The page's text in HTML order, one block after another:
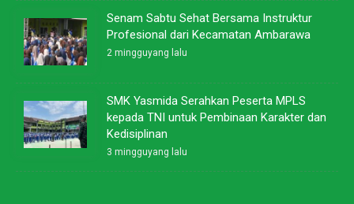
Senam Sabtu Sehat Bersama Instruktur
Profesional dari Kecamatan Ambarawa
2 mingguyang lalu
SMK Yasmida Serahkan Peserta MPLS
kepada TNI untuk Pembinaan Karakter dan
Kedisiplinan
3 mingguyang lalu